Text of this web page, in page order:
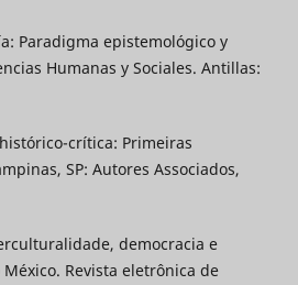
Paradigma epistemológico y
Humanas y Sociales. Antillas:
crítica: Primeiras
SP: Autores Associados,
democracia e
Revista eletrônica de